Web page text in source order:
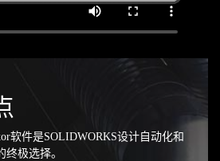
软件是SOLIDWORKS设计自动化和
终极选择。